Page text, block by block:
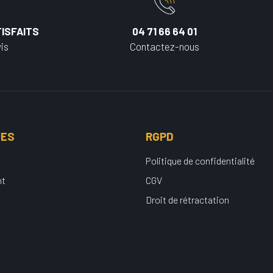
04 71 66 64 01
Contactez-nous
RGPD
Politique de confidentialité
CGV
Droit de rétractation